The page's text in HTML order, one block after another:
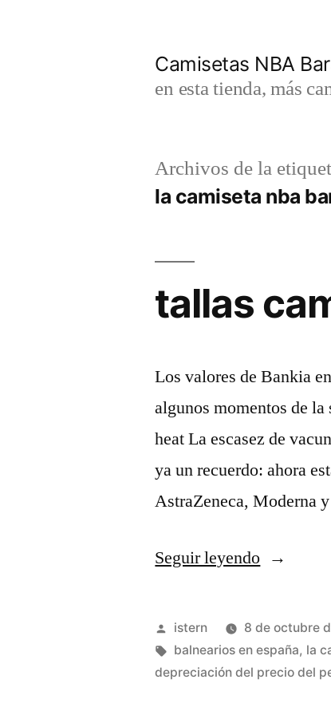
Camisetas NBA
en esta tienda, más
Archivos de la
la camiseta nba
tallas
Los valores de Bankia
algunos momentos de
heat La escasez de
ya un recuerdo: ahora
AstraZeneca, Moderna
Seguir leyendo«tallas
nba»
Publicado
por
istern 8 de octubre
Etiquetas:
balnearios en españa, la
depreciación del precio del